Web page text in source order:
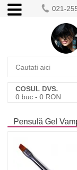
021-
COSUL DVS.
0 buc - 0 RON
Pensulă Gel